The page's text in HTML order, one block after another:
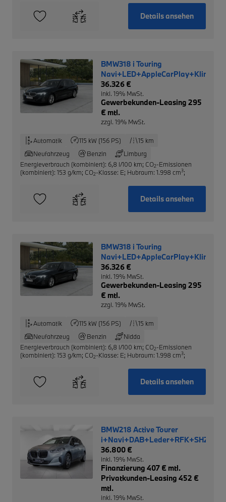
Details ansehen
BMW318 i Touring
36.326 €
inkl. 19% MwSt.
Gewerbekunden-Leasing 295
€ mtl.
zzgl. 19% MwSt.
Automatik 115 kW (156 PS)
15 km
Neufahrzeug
Benzin
Limburg
Energieverbrauch (kombiniert): 6,8 l/100 km; CO2-Emissionen
(kombiniert): 153 g/km; CO2-Klasse: E; Hubraum: 1.998 cm3;
Details ansehen
BMW318 i Touring
36.326 €
inkl. 19% MwSt.
Gewerbekunden-Leasing 295
€ mtl.
zzgl. 19% MwSt.
Automatik 115 kW (156 PS)
15 km
Neufahrzeug
Benzin
Nidda
Energieverbrauch (kombiniert): 6,8 l/100 km; CO2-Emissionen
(kombiniert): 153 g/km; CO2-Klasse: E; Hubraum: 1.998 cm3;
Details ansehen
BMW218 Active Tourer
36.800 €
inkl. 19% MwSt.
Finanzierung 407 € mtl.
Privatkunden-Leasing 452 €
mtl.
inkl. 19% MwSt.